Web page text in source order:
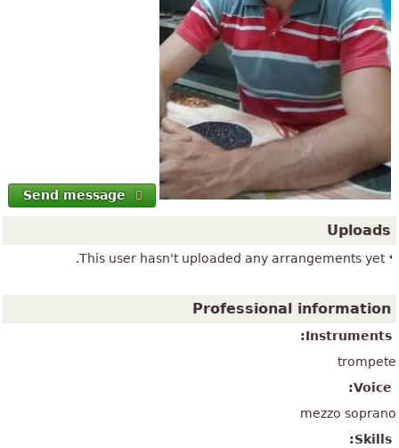
Send message
Uploads
This user hasn't uploaded any arrangements yet.
Professional information
Instruments:
trompete
Voice:
mezzo soprano
Skills: